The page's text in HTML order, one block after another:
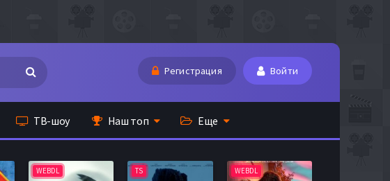
Регистрация Войти
ТВ-шоу Наш топ Еще
WEBDL TS WEBDL